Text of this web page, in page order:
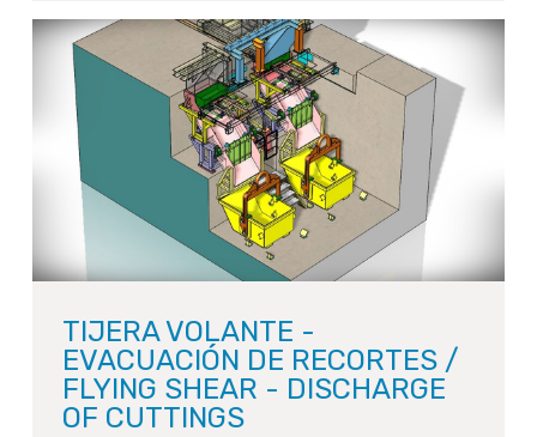
TIJERA VOLANTE -
EVACUACIÓN DE RECORTES /
FLYING SHEAR - DISCHARGE
OF CUTTINGS